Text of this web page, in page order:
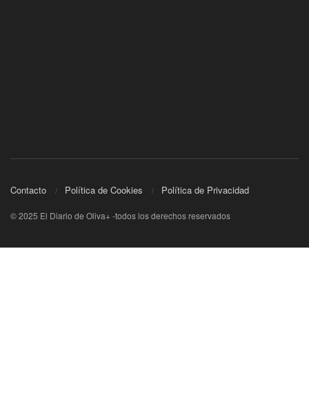
Contacto Política de Cookies Política de Privacidad
© 2025 El Diario de Oliva+ -todos los derechos reservados